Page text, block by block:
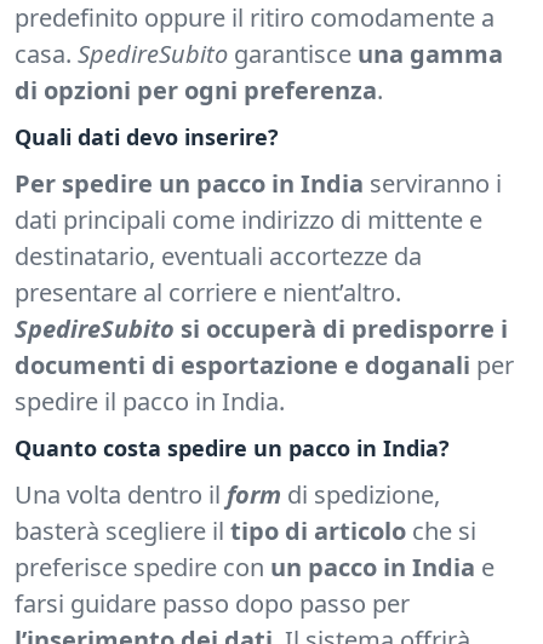
predefinito oppure il ritiro comodamente a
casa. SpedireSubito garantisce una gamma
di opzioni per ogni preferenza.
Quali dati devo inserire?
Per spedire un pacco in India serviranno i
dati principali come indirizzo di mittente e
destinatario, eventuali accortezze da
presentare al corriere e nient’altro.
SpedireSubito si occuperà di predisporre i
documenti di esportazione e doganali per
spedire il pacco in India.
Quanto costa spedire un pacco in India?
Una volta dentro il form di spedizione,
basterà scegliere il tipo di articolo che si
preferisce spedire con un pacco in India e
farsi guidare passo dopo passo per